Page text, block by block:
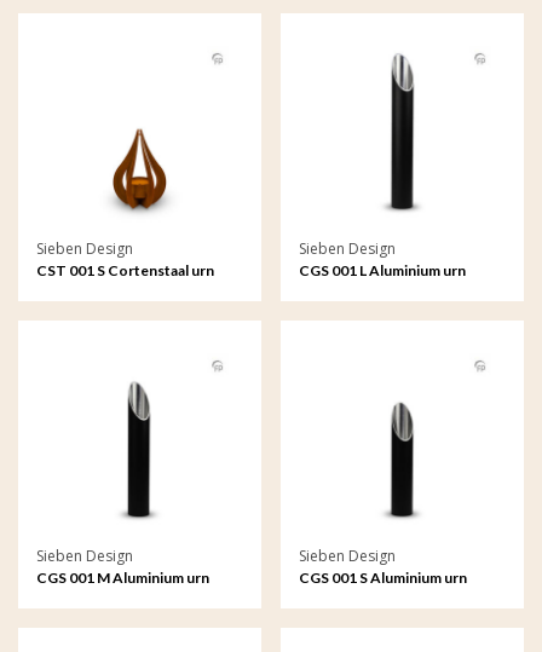
medium
Sieben Design
CST 001 S Cortenstaal urn
Sieben Design
CGS 001 L Aluminium urn
Sieben Design
CGS 001 M Aluminium urn
Sieben Design
CGS 001 S Aluminium urn